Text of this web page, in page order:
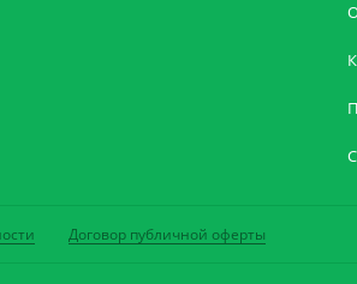
Договор публичной оферты